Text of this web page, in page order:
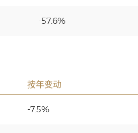
-57.6%
按年变动
-7.5%